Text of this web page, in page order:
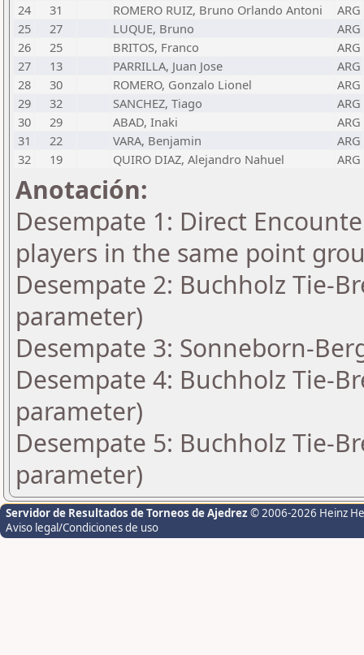
24
31 ROMERO RUIZ, Bruno Orlando Antoni
ARG
25
27 LUQUE, Bruno
ARG
26
25 BRITOS, Franco
ARG
27
13 PARRILLA, Juan Jose
ARG
28
30 ROMERO, Gonzalo Lionel
ARG
29
32 SANCHEZ, Tiago
ARG
30
29 ABAD, Inaki
ARG
31
22 VARA, Benjamin
ARG
32
19 QUIRO DIAZ, Alejandro Nahuel ARG
Anotación:
Desempate 1: Direct
players in the same point
Desempate 2: Buchholz Tie-
parameter)
Desempate 3: Sonneborn-
Desempate 4: Buchholz Tie-
parameter)
Desempate 5: Buchholz Tie-
parameter)
Servidor de Resultados de Torneos de Ajedrez © 2006-2026 Heinz
Aviso legal/Condiciones de uso